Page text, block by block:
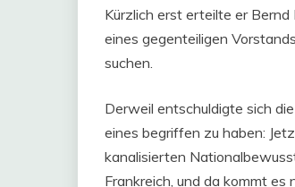
Kürzlich erst erteilte er
eines gegenteiligen
suchen.
Derweil entschuldigte sich
eines begriffen zu haben:
kanalisierten
Frankreich, und da kommt